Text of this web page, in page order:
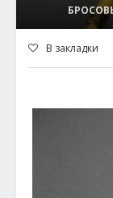
В закладки